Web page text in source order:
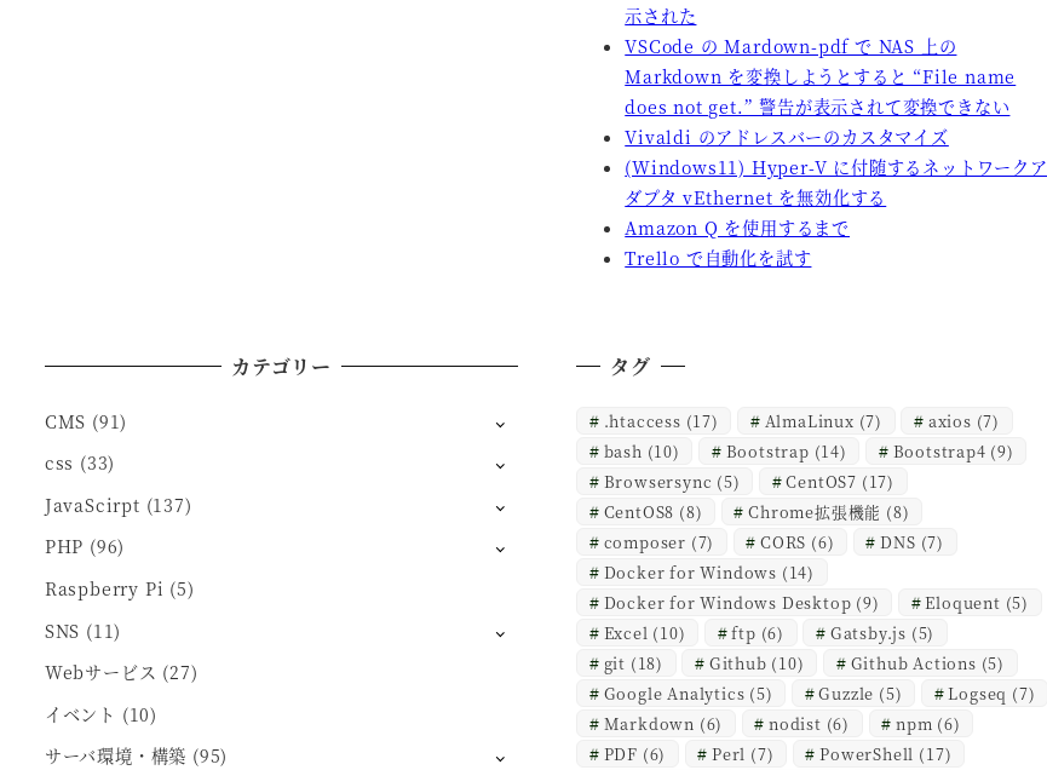
示された
VSCode の Mardown-pdf で NAS 上の
Markdown を変換しようとすると “File name
does not get.” 警告が表示されて変換できない
Vivaldi のアドレスバーのカスタマイズ
(Windows11) Hyper-V に付随するネットワークア
ダプタ vEthernet を無効化する
Amazon Q を使用するまで
Trello で自動化を試す
カテゴリー
CMS (91)
css (33)
JavaScirpt (137)
PHP (96)
Raspberry Pi (5)
SNS (11)
Webサービス (27)
イベント (10)
サーバ環境・構築 (95)
タグ
.htaccess (17) AlmaLinux (7) axios (7)
bash (10) Bootstrap (14) Bootstrap4 (9)
Browsersync (5) CentOS7 (17)
CentOS8 (8) Chrome拡張機能 (8)
composer (7) CORS (6) DNS (7)
Docker for Windows (14)
Docker for Windows Desktop (9) Eloquent (5)
Excel (10) ftp (6) Gatsby.js (5)
git (18) Github (10) Github Actions (5)
Google Analytics (5) Guzzle (5) Logseq (7)
Markdown (6) nodist (6) npm (6)
PDF (6) Perl (7) PowerShell (17)